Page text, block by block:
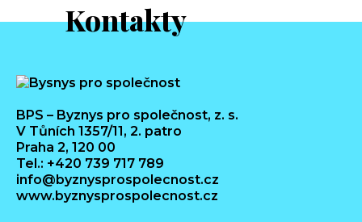
Kontakty
BPS – Byznys pro společnost, z. s.
V Tůních 1357/11, 2. patro
Praha 2, 120 00
Tel.: +420 739 717 789
info@byznysprospolecnost.cz
www.byznysprospolecnost.cz